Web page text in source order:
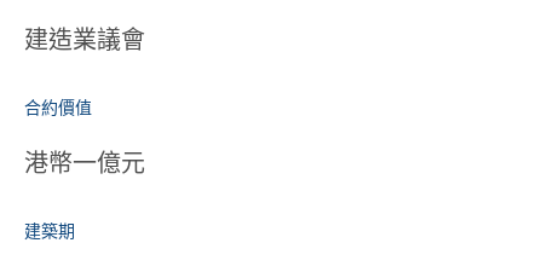
建造業議會
合約價值
港幣一億元
建築期